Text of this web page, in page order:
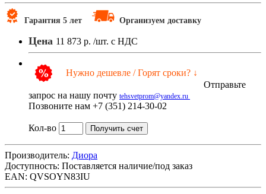
Гарантия 5 лет Организуем доставку
Цена 11 873 р. /шт. с НДС
Нужно дешевле / Горят сроки? ↓
Отправьте
запрос на нашу почту tehsvetprom@yandex.ru
Позвоните нам +7 (351) 214-30-02
Кол-во Получить счет
Производитель: Диора
Доступность: Поставляется наличие/под заказ
EAN: QVSOYN83IU